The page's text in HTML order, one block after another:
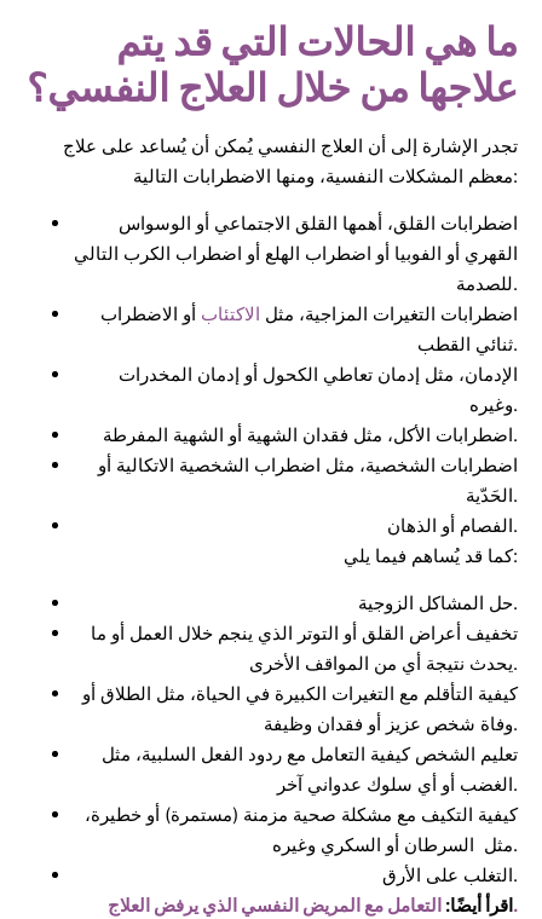
ما هي الحالات التي قد يتم
علاجها من خلال العلاج النفسي؟
تجدر الإشارة إلى أن العلاج النفسي يُمكن أن يُساعد على علاج
معظم المشكلات النفسية، ومنها الاضطرابات التالية:
اضطرابات القلق، أهمها القلق الاجتماعي أو الوسواس
القهري أو الفوبيا أو اضطراب الهلع أو اضطراب الكرب التالي
للصدمة.
اضطرابات التغيرات المزاجية، مثل الاكتئاب أو الاضطراب
ثنائي القطب.
الإدمان، مثل إدمان تعاطي الكحول أو إدمان المخدرات
وغيره.
اضطرابات الأكل، مثل فقدان الشهية أو الشهية المفرطة.
اضطرابات الشخصية، مثل اضطراب الشخصية الاتكالية أو
الحَدّية.
الفصام أو الذهان.
كما قد يُساهم فيما يلي:
حل المشاكل الزوجية.
تخفيف أعراض القلق أو التوتر الذي ينجم خلال العمل أو ما
يحدث نتيجة أي من المواقف الأخرى.
كيفية التأقلم مع التغيرات الكبيرة في الحياة، مثل الطلاق أو
وفاة شخص عزيز أو فقدان وظيفة.
تعليم الشخص كيفية التعامل مع ردود الفعل السلبية، مثل
الغضب أو أي سلوك عدواني آخر.
كيفية التكيف مع مشكلة صحية مزمنة (مستمرة) أو خطيرة،
مثل السرطان أو السكري وغيره.
التغلب على الأرق.
اقرأ أيضًا: التعامل مع المريض النفسي الذي يرفض العلاج.